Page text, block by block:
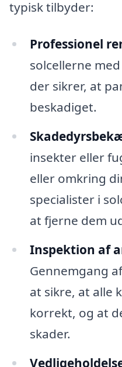
typisk tilbyder:
Professionel
solcellerne
der sikrer, at
beskadiget.
insekter eller
eller omkring
specialister i
at fjerne dem
Inspektion af
Gennemgang
at sikre, at alle
korrekt, og at
skader.